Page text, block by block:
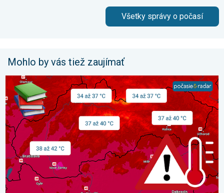
Všetky správy o počasí
Mohlo by vás tiež zaujímať
Najteplejšie 3 dni v histórii Slovenska. 3-dňová predpoveď. . .